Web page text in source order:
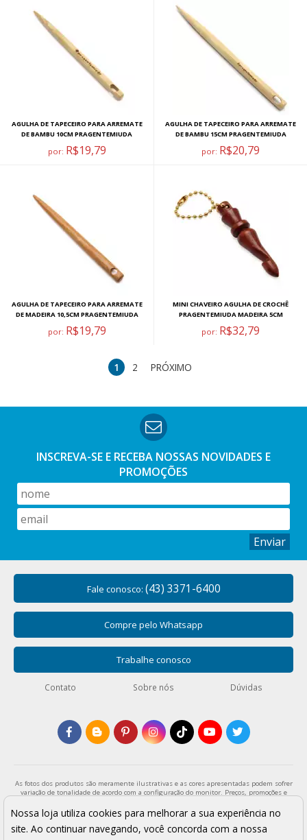
AGULHA DE TAPECEIRO PARA ARREMATE
DE BAMBU 10CM PRAGENTEMIUDA
por: R$19,79
AGULHA DE TAPECEIRO PARA ARREMATE
DE BAMBU 15CM PRAGENTEMIUDA
por: R$20,79
AGULHA DE TAPECEIRO PARA ARREMATE
DE MADEIRA 10,5CM PRAGENTEMIUDA
por: R$19,79
MINI CHAVEIRO AGULHA DE CROCHÊ
PRAGENTEMIUDA MADEIRA 5CM
por: R$32,79
1 2 PRÓXIMO
INSCREVA-SE E RECEBA NOSSAS NOVIDADES E
PROMOÇÕES
Enviar
Fale conosco: (43) 3371-6400
Compre pelo Whatsapp
Trabalhe conosco
Contato Sobre nós Dúvidas
As fotos dos produtos são meramente ilustrativas e as cores apresentadas podem sofrer
variação de tonalidade de acordo com a configuração do monitor. Preços, promoções e
enquanto durar o estoque. Os preços apresentados são válidos para pagamentos a vista
e podem sofrer alterações sem aviso prévio. Vendas sujeitas a análise e confirmação de
dados.
Armarinho São José - Todos os direitos reservados
Nossa loja utiliza cookies para melhorar a sua experiência no
site. Ao continuar navegando, você concorda com a nossa